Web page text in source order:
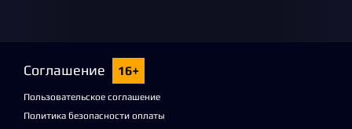
Соглашение 16+
Пользовательское соглашение
Политика безопасности оплаты